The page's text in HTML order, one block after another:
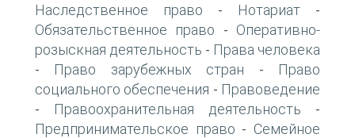
Наследственное право - Нотариат -
Обязательственное право - Оперативно-
розыскная деятельность - Права человека
- Право зарубежных стран -
Право
социального обеспечения - Правоведение
- Правоохранительная деятельность -
Предпринимательское право - Семейное